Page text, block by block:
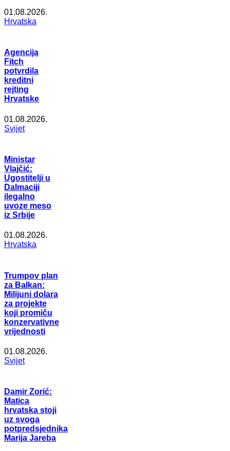
01.08.2026.
Hrvatska
Agencija
Fitch
potvrdila
kreditni
rejting
Hrvatske
01.08.2026.
Svijet
Ministar
Vlajčić:
Ugostitelji u
Dalmaciji
ilegalno
uvoze meso
iz Srbije
01.08.2026.
Hrvatska
Trumpov plan
za Balkan:
Milijuni dolara
za projekte
koji promiču
konzervativne
vrijednosti
01.08.2026.
Svijet
Damir Zorić:
Matica
hrvatska stoji
uz svoga
potpredsjednika
Marija Jareba